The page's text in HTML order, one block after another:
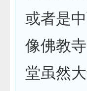
或者是
像佛教
堂虽然